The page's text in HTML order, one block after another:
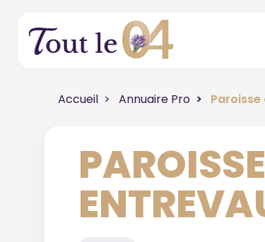
Accueil Annuaire Pro